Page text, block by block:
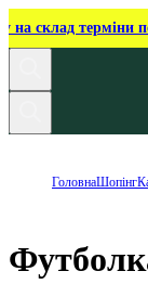
на склад терміни
ГоловнаШопінг